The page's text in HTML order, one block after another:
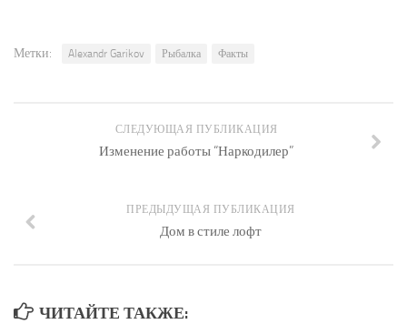
Метки: Alexandr Garikov Рыбалка Факты
СЛЕДУЮЩАЯ ПУБЛИКАЦИЯ
Изменение работы “Наркодилер”
ПРЕДЫДУЩАЯ ПУБЛИКАЦИЯ
Дом в стиле лофт
ЧИТАЙТЕ ТАКЖЕ: